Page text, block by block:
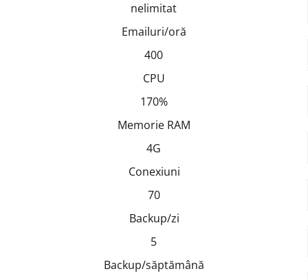
nelimitat
Emailuri/oră
400
CPU
170%
Memorie RAM
4G
Conexiuni
70
Backup/zi
5
Backup/săptămână